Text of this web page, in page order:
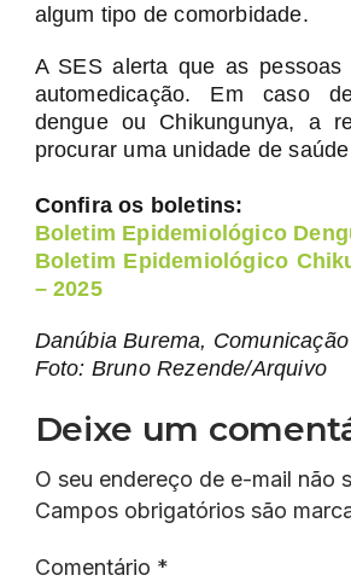
algum tipo de comorbidade.
A SES alerta que as
automedicação. Em caso
dengue ou Chikungunya, a
procurar uma unidade de
Confira os boletins:
Boletim Epidemiológico
Boletim Epidemiológico
– 2025
Danúbia Burema,
Foto: Bruno Rezende/Arquivo
Deixe um
O seu endereço de e-mail não
Campos obrigatórios são
Comentário *